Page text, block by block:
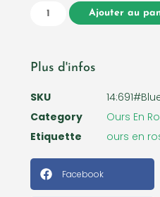
Ajouter au
Plus d'infos
SKU
Category
Ours En
Etiquette
ours en
Facebook